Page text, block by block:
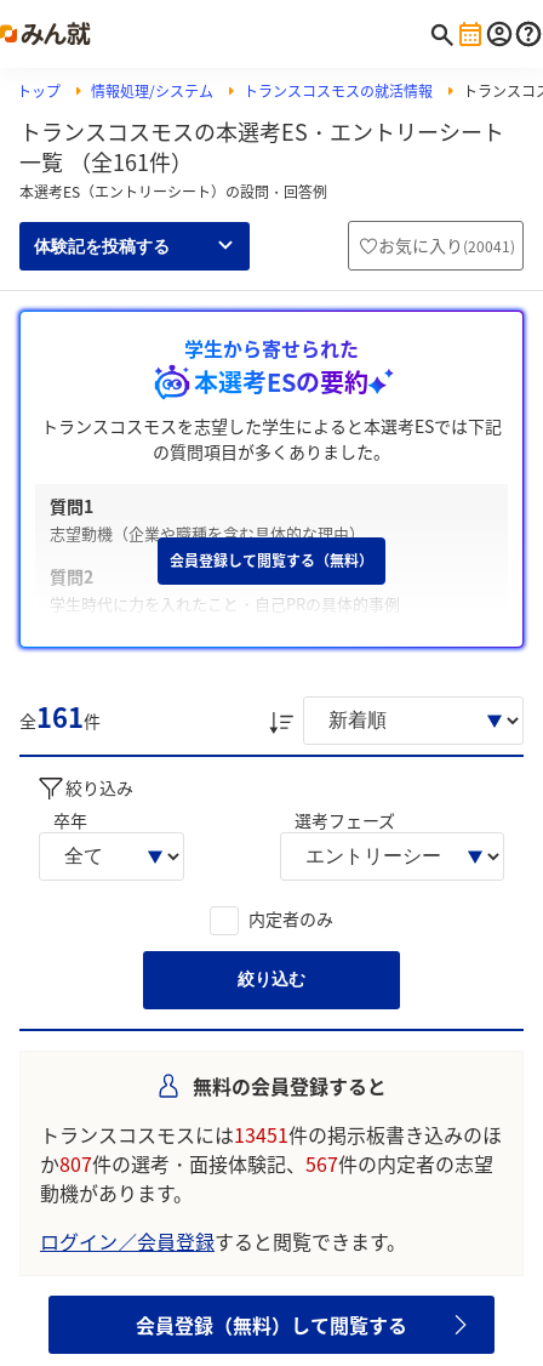
トップ 情報処理/システム トランスコスモスの就活情報 トランス
トランスコスモスの本選考ES・エントリーシート
一覧 （全161件）
本選考ES（エントリーシート）の設問・回答例
体験記を投稿する お気に入り (20041)
学生から寄せられた
本選考ESの要約
トランスコスモスを志望した学生によると本選考ESでは下記
の質問項目が多くありました。
質問1
志望動機（企業や職種を含む具体的な理由）
質問2
学生時代に力を入れたこと・自己PRの具体的事例
質問3
また、学生は主に「具体的な成果や数値による実績の提
示」、「PDCA思考・データ分析を用いた改善経験」について
学生の声を就職活動の参考にしましょう。
※AIを使用し、過去3年間のユーザー投稿を要約しています。実際
のユーザの投稿は下記の一覧からご確認ください。
会員登録して閲覧する（無料）
全161件
絞り込み
卒年
選考フェーズ
内定者のみ
絞り込む
無料の会員登録すると
トランスコスモスには13451件の掲示板書き込みのほ
か807件の選考・面接体験記、 567件の内定者の志望
動機があります。
ログイン／会員登録すると閲覧できます。
会員登録（無料）して閲覧する